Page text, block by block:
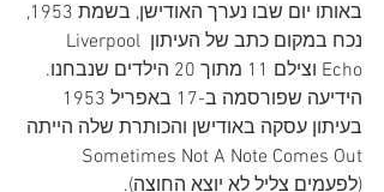
באותו יום שבו נערך האודישן, בשמת 1953,
נכח במקום כתב של העיתון Liverpool
Echo וצילם 11 מתוך 20 הילדים שנבחנו.
בעיתון עסקה באודישן והכותרת שלה הייתה
(לפעמים צליל לא יוצא החוצה).